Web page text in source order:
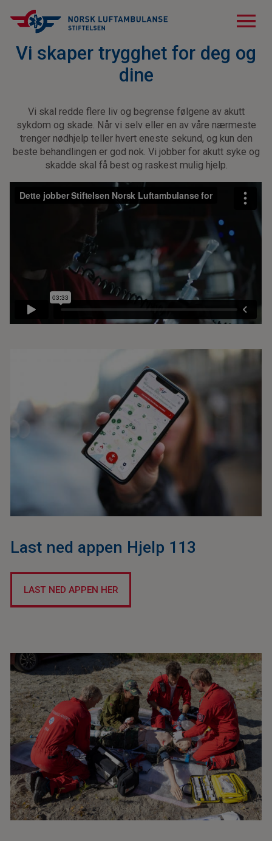
menu
Vi skaper trygghet for deg og
dine
Vi skal redde flere liv og begrense følgene av akutt
sykdom og skade. Når vi selv eller en av våre nærmeste
trenger nødhjelp teller hvert eneste sekund, og kun den
beste behandlingen er god nok. Vi jobber for akutt syke og
skadde skal få best og raskest mulig hjelp.
Last ned appen Hjelp 113
LAST NED APPEN HER